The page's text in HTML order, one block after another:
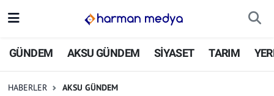
GÜNDEM AKSU GÜNDEM SİYASET TARIM
HABERLER AKSU GÜNDEM
GÜNDEM
İstanbul Nöbetçi Eczaneler